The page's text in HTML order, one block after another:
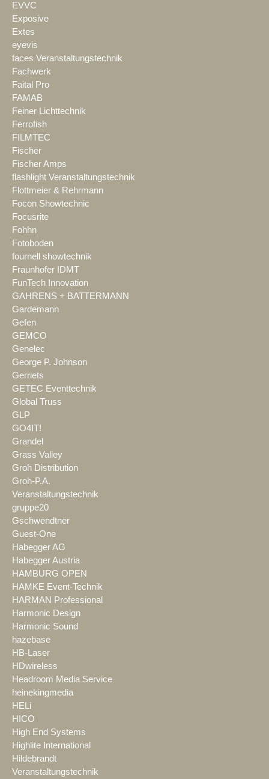
EVVC
Exposive
Extes
eyevis
faces Veranstaltungstechnik
Fachwerk
Faital Pro
FAMAB
Feiner Lichttechnik
Ferrofish
FILMTEC
Fischer
Fischer Amps
flashlight Veranstaltungstechnik
Flottmeier & Rehrmann
Focon Showtechnic
Focusrite
Fohhn
Fotoboden
fournell showtechnik
Fraunhofer IDMT
FunTech Innovation
GAHRENS + BATTERMANN
Gardemann
Gefen
GEMCO
Genelec
George P. Johnson
Gerriets
GETEC Eventtechnik
Global Truss
GLP
GO4IT!
Grandel
Grass Valley
Groh Distribution
Groh-P.A.
Veranstaltungstechnik
gruppe20
Gschwendtner
Guest-One
Habegger AG
Habegger Austria
HAMBURG OPEN
HAMKE Event-Technik
HARMAN Professional
Harmonic Design
Harmonic Sound
hazebase
HB-Laser
HDwireless
Headroom Media Service
heinekingmedia
HELi
HICO
High End Systems
Highlite International
Hildebrandt
Veranstaltungstechnik